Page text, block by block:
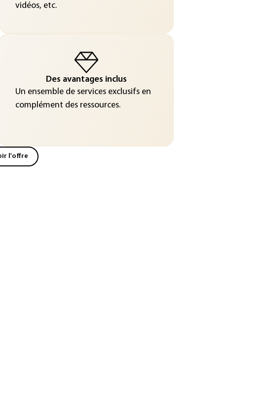
vidéos, etc.
Des avantages inclus
Un ensemble de services exclusifs en
complément des ressources.
l'offre